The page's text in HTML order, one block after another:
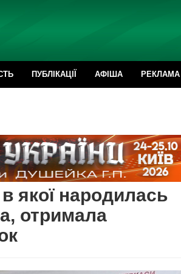
ПУБЛІКАЦІЇ АФІША РЕКЛАМА
якої народилась
отримала